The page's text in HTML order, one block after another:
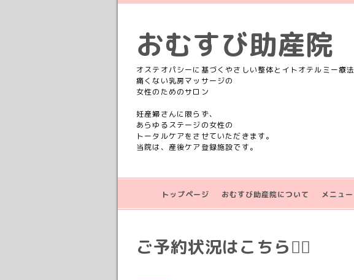
おむすび助産院
オステオパシーに基づくやさしい整体とイトオテルミー療法
痛くない乳房マッサージの
女性のためのサロン
妊産婦さんに限らず、
あらゆるステージの女性の
トータルケアをさせていただきます。
当院は、産後ケア登録施設です。
トップページ おむすび助産院について メニュー
ご予約状況はこちら💁‍♀️